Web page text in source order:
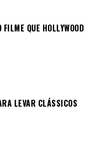
QUE HOLLYWOOD
LEVAR CLÁSSICOS